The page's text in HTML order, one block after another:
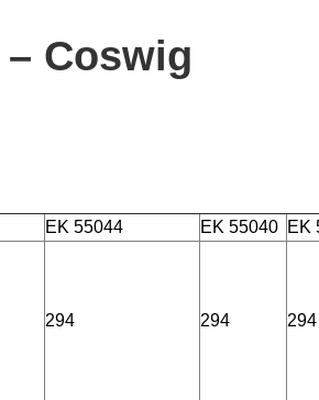
Coswig
EK 55044 EK 55040 EK
294 294 294